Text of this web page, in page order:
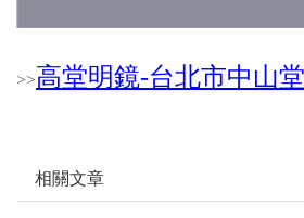
>>高堂明鏡-台北市中山
相關文章